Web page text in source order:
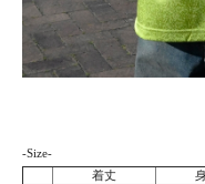
-Size-
着丈